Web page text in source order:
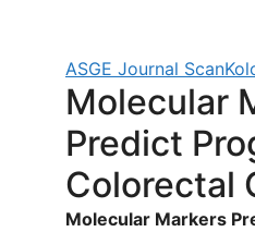
ASGE Journal Scan
Molecular
Predict
Colorectal
Molecular Markers